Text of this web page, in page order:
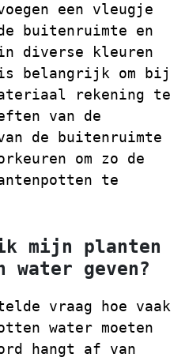
een vleugje
buitenruimte en
diverse kleuren
belangrijk om bij
rekening te
van de
de buitenruimte
om zo de
te
ik mijn planten
geven?
vraag hoe vaak
water moeten
hangt af van